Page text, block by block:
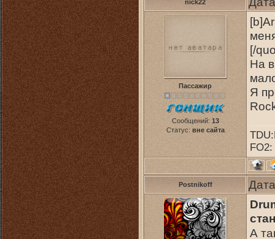
nick22
Пассажир
Сообщений: 13
Статус: вне сайта
[/
На
Я
Postnikoff
А